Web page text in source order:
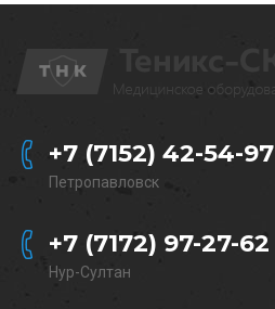
+7 (7152) 42-54-97
Петропавловск
+7 (7172) 97-27-62
Нур-Султан